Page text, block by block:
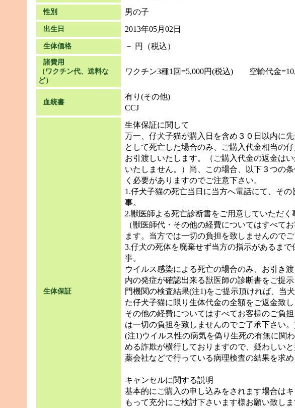
性別 男の子
出生日 2013年05月02日
生体価格 － 円（税込）
諸費用
（ワクチン代、送料な
ど）
ワクチン3種1回=5,000円(税込) 空輸代金
血統書
有り(その他)
CCJ
生体保証
生体保証に関して
万一、仔犬子猫が購入日を含め３０日以内に
として死亡した場合のみ、ご購入代金相当の
お引渡しいたします。（ご購入代金の返金は
いたしません。）尚、この場合、以下３つの
く必要がありますのでご注意下さい。
1.仔犬子猫の死亡当日に当方へ電話にて、その
事。
2.獣医師よる死亡診断書をご用意していただく
（獣医師代・その他の経費についてはすべて
ます。当方では一切の負担を致しませんのでご
3.仔犬の死体を廃棄せず当方の指示があるまで
事。
ウイルス感染による死亡の場合のみ、お引き
内の発症が確認出来る獣医師の診断書をご提
門機関の検査結果(注1)をご提示頂ければ、当
た仔犬子猫に限り生体代金の全額をご返金致
その他の経費についてはすべてお客様のご負
は一切の負担を致しませんのでご了承下さい
(注1)ウイルス性の病気を偽り生死の有無に関
める詐欺が横行しておりますので、疑わしい
薬会社などで行っている病理検査の結果を求め
キャンセルに関する説明
基本的にご購入の申し込みをされます場合は
もって充分にご検討下さいます様お願い致し